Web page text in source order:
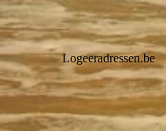
Logeeradressen.be